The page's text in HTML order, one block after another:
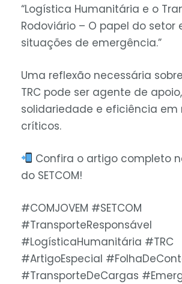
“Logística Humanitária e o
Rodoviário – O papel do setor
situações de emergência.”
Uma reflexão necessária
TRC pode ser agente de apoio,
solidariedade e eficiência em
críticos.
Confira o artigo completo
do SETCOM!
#COMJOVEM #SETCOM
#TransporteResponsável
#LogísticaHumanitária #TRC
#ArtigoEspecial
#TransporteDeCargas